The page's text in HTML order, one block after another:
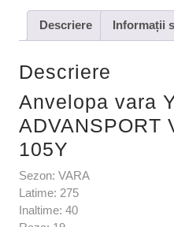
Descriere Informații
Descriere
Anvelopa vara
ADVANSPORT
105Y
Sezon: VARA
Latime: 275
Inaltime: 40